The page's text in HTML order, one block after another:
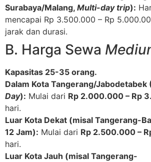
Surabaya/Malang, Multi-day trip):
mencapai Rp 3.500.000 – Rp
jarak dan durasi.
B. Harga Sewa
Kapasitas 25-35 orang.
Dalam Kota Tangerang/Jabodetabek
Day): Mulai dari Rp 2.000.000 – Rp
hari.
Luar Kota Dekat (misal Tangerang-
12 Jam): Mulai dari Rp 2.500.000 –
hari.
Luar Kota Jauh (misal Tangerang-